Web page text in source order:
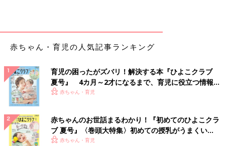
赤ちゃん・育児の人気記事ランキング
育児の困ったがズバリ！解決する本『ひよこクラブ
夏号』 4カ月～2才になるまで、育児に役立つ情報が
いっぱい！
赤ちゃん・育児
赤ちゃんのお世話まるわかり！『初めてのひよこクラ
ブ 夏号』〈巻頭大特集〉初めての授乳がうまくい
く！ おっぱい・ミルクの基本と夏のトラブル 解決テ
赤ちゃん・育児